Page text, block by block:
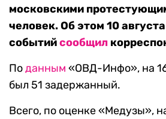
московскими
человек. Об этом 10
событийсообщил
Поданным «ОВД-Инфо», на
был 51 задержанный.
Всего, по оценке «Медузы»,